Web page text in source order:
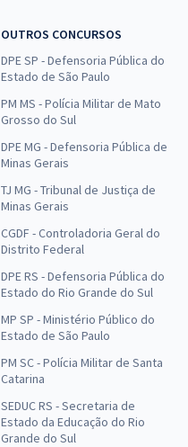
OUTROS CONCURSOS
DPE SP - Defensoria Pública do
Estado de São Paulo
PM MS - Polícia Militar de Mato
Grosso do Sul
DPE MG - Defensoria Pública de
Minas Gerais
TJ MG - Tribunal de Justiça de
Minas Gerais
CGDF - Controladoria Geral do
Distrito Federal
DPE RS - Defensoria Pública do
Estado do Rio Grande do Sul
MP SP - Ministério Público do
Estado de São Paulo
PM SC - Polícia Militar de Santa
Catarina
SEDUC RS - Secretaria de
Estado da Educação do Rio
Grande do Sul